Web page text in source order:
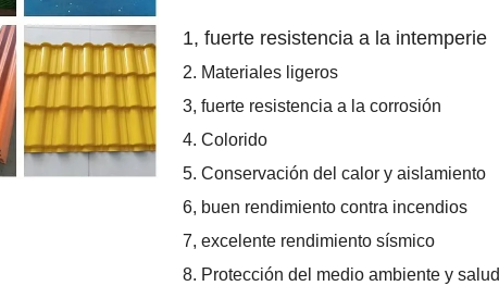
1, fuerte resistencia a la intemperie
2. Materiales ligeros
3, fuerte resistencia a la corrosión
4. Colorido
5. Conservación del calor y aislamiento
6, buen rendimiento contra incendios
7, excelente rendimiento sísmico
8. Protección del medio ambiente y salud